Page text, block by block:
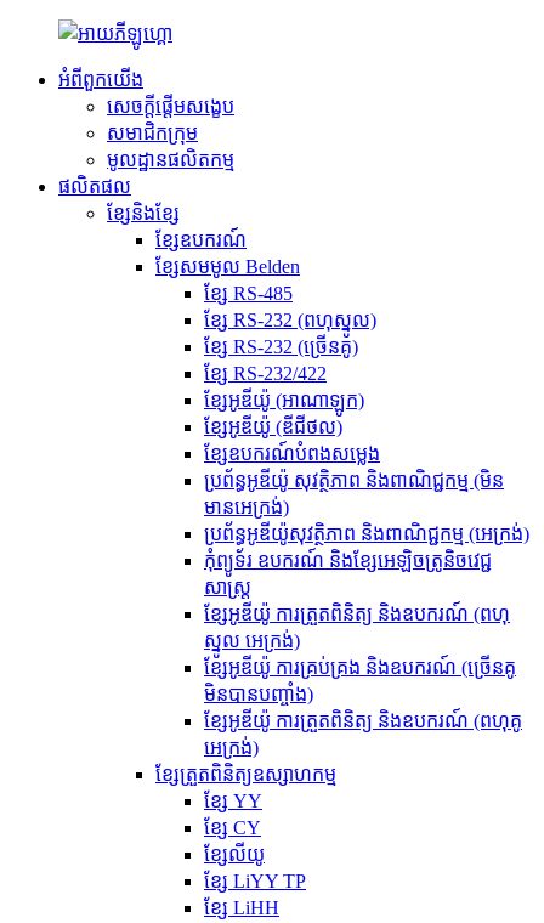
អំពីពួកយើង
សេចក្តីផ្តើមសង្ខេប
សមាជិកក្រុម
មូលដ្ឋានផលិតកម្ម
ផលិតផល
ខ្សែនិងខ្សែ
ខ្សែឧបករណ៍
ខ្សែសមមូល Belden
ខ្សែ RS-485
ខ្សែ RS-232 (ពហុស្នូល)
ខ្សែ RS-232 (ច្រើនគូ)
ខ្សែ RS-232/422
ខ្សែអូឌីយ៉ូ (អាណាឡូក)
ខ្សែអូឌីយ៉ូ (ឌីជីថល)
ខ្សែឧបករណ៍បំពងសម្លេង
ប្រព័ន្ធអូឌីយ៉ូ សុវត្ថិភាព និងពាណិជ្ជកម្ម (មិន
មានអេក្រង់)
ប្រព័ន្ធអូឌីយ៉ូសុវត្ថិភាព និងពាណិជ្ជកម្ម (អេក្រង់)
កុំព្យូទ័រ ឧបករណ៍ និងខ្សែអេឡិចត្រូនិចវេជ្ជ
សាស្ត្រ
ខ្សែអូឌីយ៉ូ ការត្រួតពិនិត្យ និងឧបករណ៍ (ពហុ
ស្នូល អេក្រង់)
ខ្សែអូឌីយ៉ូ ការគ្រប់គ្រង និងឧបករណ៍ (ច្រើនគូ
មិនបានបញ្ចាំង)
ខ្សែអូឌីយ៉ូ ការត្រួតពិនិត្យ និងឧបករណ៍ (ពហុគូ
អេក្រង់)
ខ្សែត្រួតពិនិត្យឧស្សាហកម្ម
ខ្សែ YY
ខ្សែ CY
ខ្សែលីយូ
ខ្សែ LiYY TP
ខ្សែ LiHH